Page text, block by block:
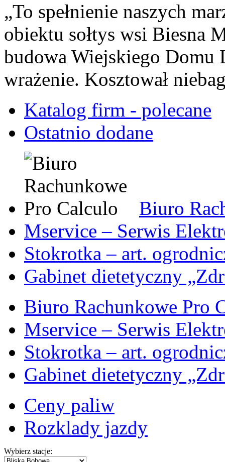
„To spełnienie naszych
obiektu sołtys wsi Biesna
budowa Wiejskiego Domu
wrażenie. Kosztował
Katalog firm - polecane
Ostatnio dodane
Biuro
Mservice – Serwis
Stokrotka – art.
Gabinet dietetyczny
Biuro Rachunkowe Pro
Mservice – Serwis
Stokrotka – art.
Gabinet dietetyczny
Ceny paliw
Rozklady jazdy
Wybierz stacje: